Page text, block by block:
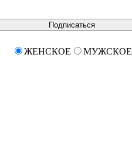
Подписаться
ЖЕНСКОЕ МУЖСКОЕ